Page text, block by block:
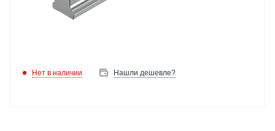
Нет в наличии Нашли дешевле?